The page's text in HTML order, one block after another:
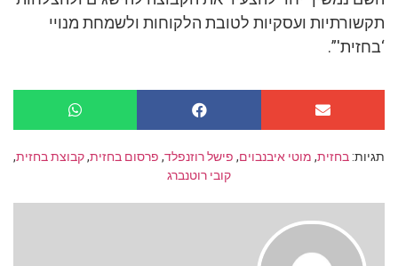
תקשורתיות ועסקיות לטובת הלקוחות ולשמחת מנויי
‘בחזית'”.
תגיות: בחזית, מוטי איבנבוים, פישל רוזנפלד, פרסום בחזית,קבוצת בחזית,
קובי רוטנברג